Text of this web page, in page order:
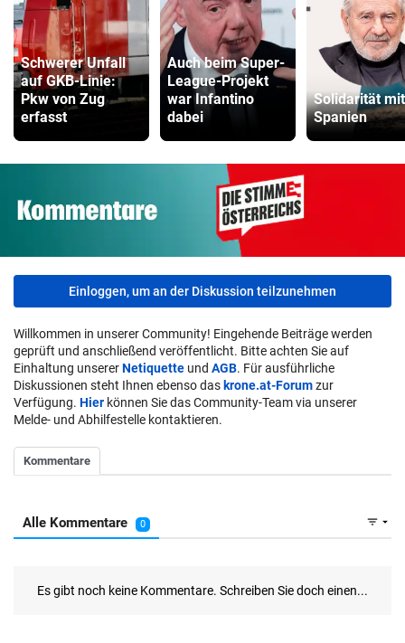
Schwerer Unfall
auf GKB-Linie:
Pkw von Zug
erfasst
Auch beim Super-
League-Projekt
war Infantino
dabei
Solidarität mit
Spanien
Einloggen, um an der Diskussion teilzunehmen
Willkommen in unserer Community! Eingehende Beiträge werden
geprüft und anschließend veröffentlicht. Bitte achten Sie auf
Einhaltung unsererNetiquette und AGB. Für ausführliche
Diskussionen steht Ihnen ebenso das krone.at-Forumzur
Verfügung. Hier können Sie das Community-Team via unserer
Melde- und Abhilfestelle kontaktieren.